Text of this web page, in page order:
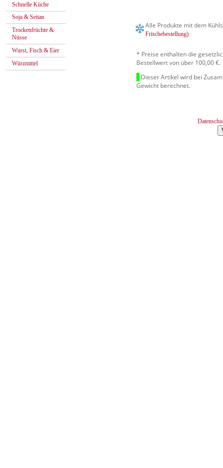
Schnelle Küche
Soja & Seitan
Trockenfrüchte &
Nüsse
Wurst, Fisch & Eier
Würzmittel
Alle Produkte mit dem
Frischebestellung)
* Preise enthalten die
Bestellwert von über 100,00 €.
Dieser Artikel wird bei
Gewicht berechnet.